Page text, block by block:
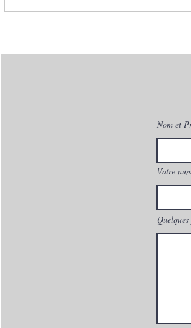
Nom et
Votre